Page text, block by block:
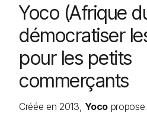
Yoco (Afrique
démocratiser
pour les petits
commerçants
Créée en 2013, Yocopropose